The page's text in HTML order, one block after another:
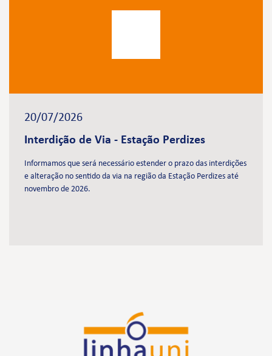
20/07/2026
Interdição de Via - Estação Perdizes
Informamos que será necessário estender o prazo das interdições
e alteração no sentido da via na região da Estação Perdizes até
novembro de 2026.